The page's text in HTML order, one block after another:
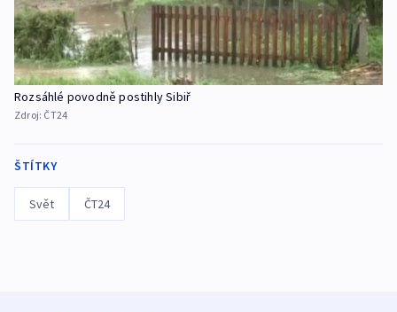
Rozsáhlé povodně postihly Sibiř
Zdroj: ČT24
ŠTÍTKY
Svět ČT24